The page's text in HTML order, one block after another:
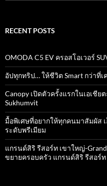
RECENT POSTS
OMODA C5 EV ครอสโอเวอร์
อัปทุกทริป… ให้ชีวิต Smart กว่าที่เ
Canopy เปิดตัวครั้งแรกในเอเชีย
Sukhumvit
มื้อพิเศษที่อยากให้ทุกคนมาสัมผัส
ระดับพรีเมียม
แกรนด์สิริ​ รีสอร์ท​ เขาใหญ่​-
ขยายครอบครัว แกรนด์สิริ รีสอร์